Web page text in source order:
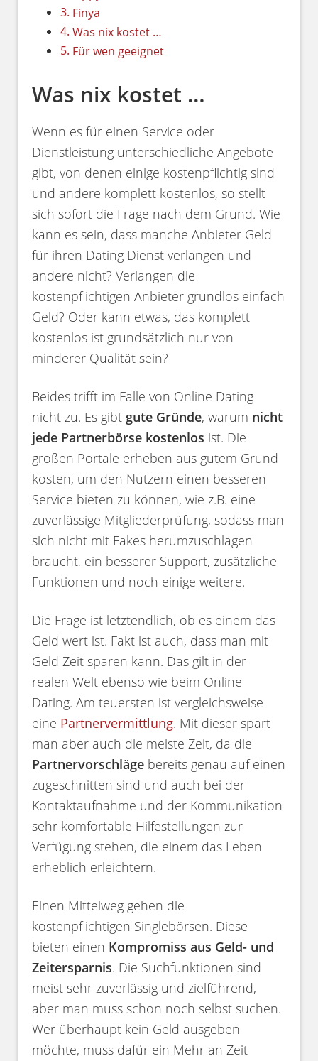
Finya
Was nix kostet …
Für wen geeignet
Was nix kostet …
Wenn es für einen Service oder
Dienstleistung unterschiedliche Angebote
gibt, von denen einige kostenpflichtig sind
und andere komplett kostenlos, so stellt
sich sofort die Frage nach dem Grund. Wie
kann es sein, dass manche Anbieter Geld
für ihren Dating Dienst verlangen und
andere nicht? Verlangen die
kostenpflichtigen Anbieter grundlos einfach
Geld? Oder kann etwas, das komplett
kostenlos ist grundsätzlich nur von
minderer Qualität sein?
Beides trifft im Falle von Online Dating
nicht zu. Es gibt gute Gründe, warum nicht
jede Partnerbörse kostenlos ist. Die
großen Portale erheben aus gutem Grund
kosten, um den Nutzern einen besseren
Service bieten zu können, wie z.B. eine
zuverlässige Mitgliederprüfung, sodass man
sich nicht mit Fakes herumzuschlagen
braucht, ein besserer Support, zusätzliche
Funktionen und noch einige weitere.
Die Frage ist letztendlich, ob es einem das
Geld wert ist. Fakt ist auch, dass man mit
Geld Zeit sparen kann. Das gilt in der
realen Welt ebenso wie beim Online
Dating. Am teuersten ist vergleichsweise
eine Partnervermittlung. Mit dieser spart
man aber auch die meiste Zeit, da die
Partnervorschläge bereits genau auf einen
zugeschnitten sind und auch bei der
Kontaktaufnahme und der Kommunikation
sehr komfortable Hilfestellungen zur
Verfügung stehen, die einem das Leben
erheblich erleichtern.
Einen Mittelweg gehen die
kostenpflichtigen Singlebörsen. Diese
bieten einen Kompromiss aus Geld- und
Zeitersparnis. Die Suchfunktionen sind
meist sehr zuverlässig und zielführend,
aber man muss schon noch selbst suchen.
Wer überhaupt kein Geld ausgeben
möchte, muss dafür ein Mehr an Zeit